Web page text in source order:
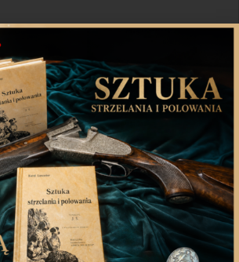
mobilna
to doskonały towarzysz każdego
który pragnie pozostać na
treściami związanych stron.